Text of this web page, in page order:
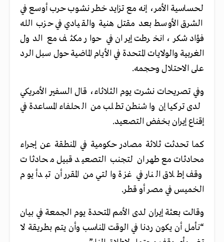
لحساسية الأمر، إنه مع تزايد خطر نشوب حرب أوسع في
الشرق الأوسط بعد مقتل هنية والقيادي في حزب الله
فؤاد شكر، انخرطت إيران في حوار مكثف مع الدول
الغربية والولايات المتحدة في الأيام الماضية حول سبل الرد
على الاحتلال وحجمه.
وفي تصريحات نشرت يوم الثلاثاء، قال السفير الأمريكي
لدى تركيا إن واشنطن تطلب من الحلفاء المساعدة في
إقناع إيران بخفض التصعيد.
كما تحدثت ثلاثة مصادر حكومية في المنطقة عن إجراء
محادثات مع طهران لتجنب التصعيد قبيل محادثات
وقف إطلاق النار في غزة والتي من المقرر أن تبدأ يوم
الخميس في مصر أو قطر.
وقالت بعثة إيران لدى الأمم المتحدة يوم الجمعة في بيان
“نأمل أن يكون ردنا في الوقت المناسب وأن يتم بطريقة لا